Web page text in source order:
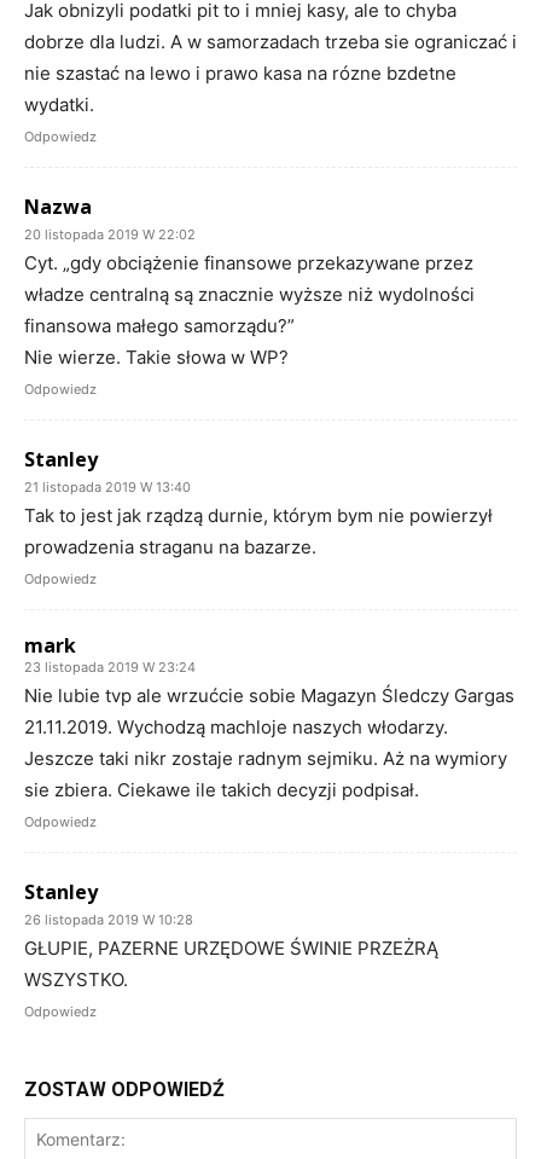
Jak obnizyli podatki pit to i mniej kasy, ale to chyba
dobrze dla ludzi. A w samorzadach trzeba sie ograniczać i
nie szastać na lewo i prawo kasa na rózne bzdetne
wydatki.
Odpowiedz
Nazwa
20 listopada 2019 W 22:02
Cyt. „gdy obciążenie finansowe przekazywane przez
władze centralną są znacznie wyższe niż wydolności
finansowa małego samorządu?”
Nie wierze. Takie słowa w WP?
Odpowiedz
Stanley
21 listopada 2019 W 13:40
Tak to jest jak rządzą durnie, którym bym nie powierzył
prowadzenia straganu na bazarze.
Odpowiedz
mark
23 listopada 2019 W 23:24
Nie lubie tvp ale wrzućcie sobie Magazyn Śledczy Gargas
21.11.2019. Wychodzą machloje naszych włodarzy.
Jeszcze taki nikr zostaje radnym sejmiku. Aż na wymiory
sie zbiera. Ciekawe ile takich decyzji podpisał.
Odpowiedz
Stanley
26 listopada 2019 W 10:28
GŁUPIE, PAZERNE URZĘDOWE ŚWINIE PRZEŻRĄ
WSZYSTKO.
Odpowiedz
ZOSTAW ODPOWIEDŹ